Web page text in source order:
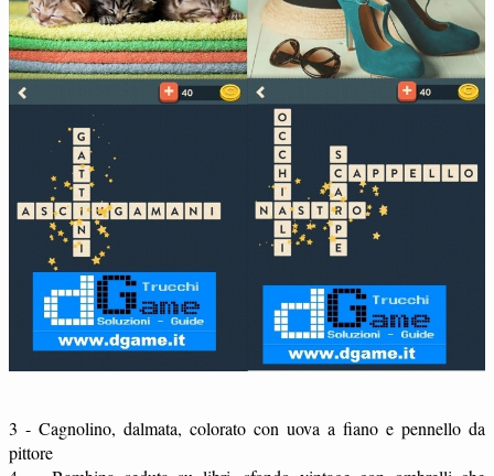
3 - Cagnolino, dalmata, colorato con uova a fiano e pennello da
pittore